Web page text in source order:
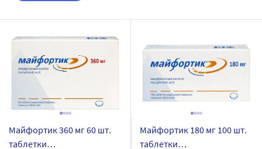
Майфортик 360 мг 60 шт.
таблетки
Майфортик 180 мг 100 шт.
таблетки